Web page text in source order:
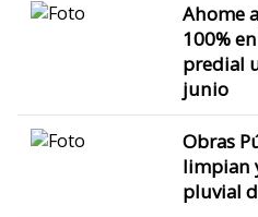
Ahome
100%
predial
junio
Obras
limpian
pluvial